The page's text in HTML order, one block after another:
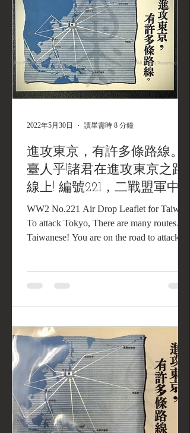
進攻東京，有許多條路線。
臺人乎!諸君在進攻東京之路
線上! 編號221，二戰盟軍中
日文傳單
WW2 No.221 Air Drop Leaflet for Taiwan,
To attack Tokyo, There are many routes.
Taiwanese! You are on the road to attack
2022年5月30日 讀畢需時 8 分鐘